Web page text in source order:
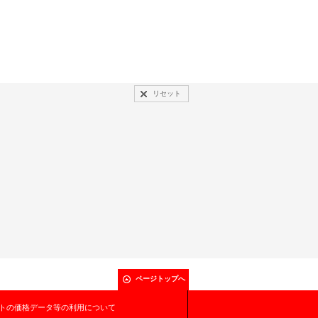
リセット
ページトップへ
の価格データ等の利用について